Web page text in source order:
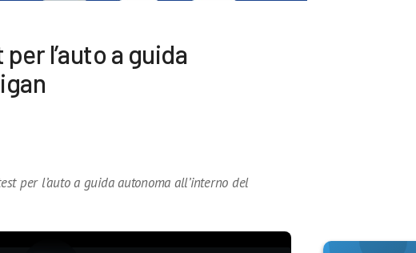
l’auto a guida
per l’auto a guida autonoma all’interno del